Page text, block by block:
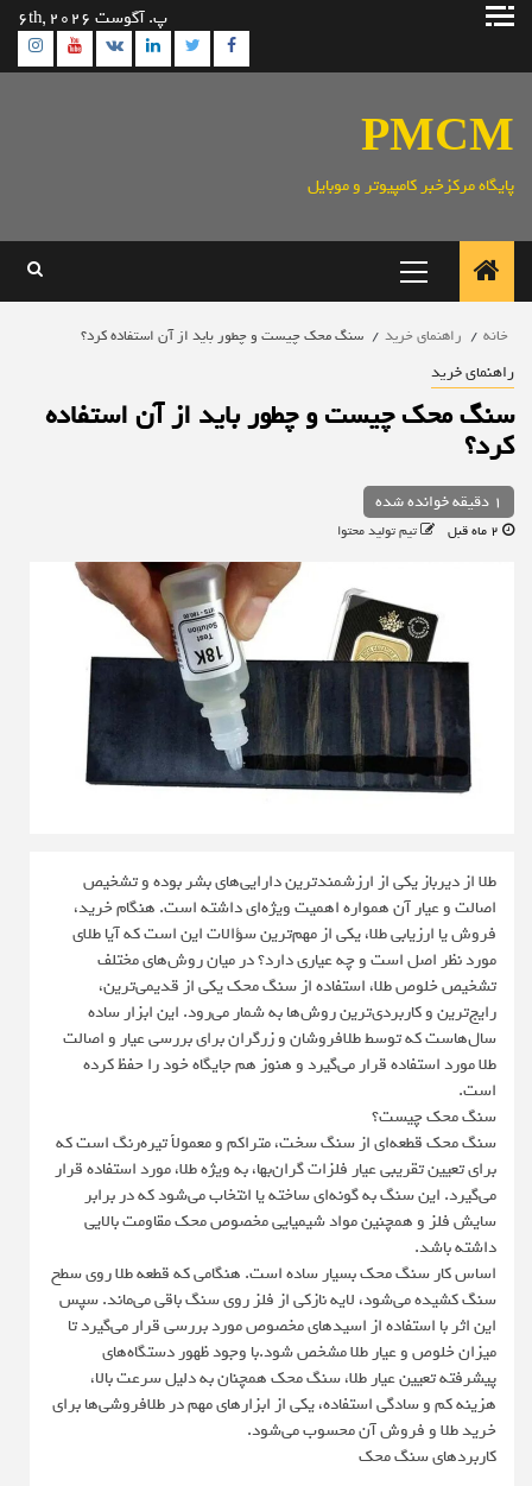
پرش
پ. آگوست 6th, 2026
Facebook
Twitter
Linkedin
VK
PMCM
پایگاه مرکزخبر کامپیوتر و موبایل
اصلی
خانه راهنمای خرید سنگ محک چیست و چطور باید از آن استفاده کرد؟
راهنمای خرید
سنگ محک چیست و چطور باید از آن استفاده
کرد؟
1 دقیقه خوانده شده
تیم تولید محتوا
طلا از دیرباز یکی از ارزشمندترین دارایی‌های بشر بوده و تشخیص
اصالت و عیار آن همواره اهمیت ویژه‌ای داشته است. هنگام خرید،
فروش یا ارزیابی طلا، یکی از مهم‌ترین سؤالات این است که آیا طلای
مورد نظر اصل است و چه عیاری دارد؟ در میان روش‌های مختلف
تشخیص خلوص طلا، استفاده از سنگ محک یکی از قدیمی‌ترین،
رایج‌ترین و کاربردی‌ترین روش‌ها به شمار می‌رود. این ابزار ساده
سال‌هاست که توسط طلافروشان و زرگران برای بررسی عیار و اصالت
طلا مورد استفاده قرار می‌گیرد و هنوز هم جایگاه خود را حفظ کرده
است.
سنگ محک چیست؟
سنگ محک قطعه‌ای از سنگ سخت، متراکم و معمولاً تیره‌رنگ است که
برای تعیین تقریبی عیار فلزات گران‌بها، به ویژه طلا، مورد استفاده قرار
می‌گیرد. این سنگ به گونه‌ای ساخته یا انتخاب می‌شود که در برابر
سایش فلز و همچنین مواد شیمیایی مخصوص محک مقاومت بالایی
داشته باشد.
اساس کار سنگ محک بسیار ساده است. هنگامی که قطعه طلا روی سطح
سنگ کشیده می‌شود، لایه نازکی از فلز روی سنگ باقی می‌ماند. سپس
این اثر با استفاده از اسیدهای مخصوص مورد بررسی قرار می‌گیرد تا
میزان خلوص و عیار طلا مشخص شود.با وجود ظهور دستگاه‌های
پیشرفته تعیین عیار طلا، سنگ محک همچنان به دلیل سرعت بالا،
هزینه کم و سادگی استفاده، یکی از ابزارهای مهم در طلافروشی‌ها برای
خرید طلا و فروش آن محسوب می‌شود.
کاربردهای سنگ محک